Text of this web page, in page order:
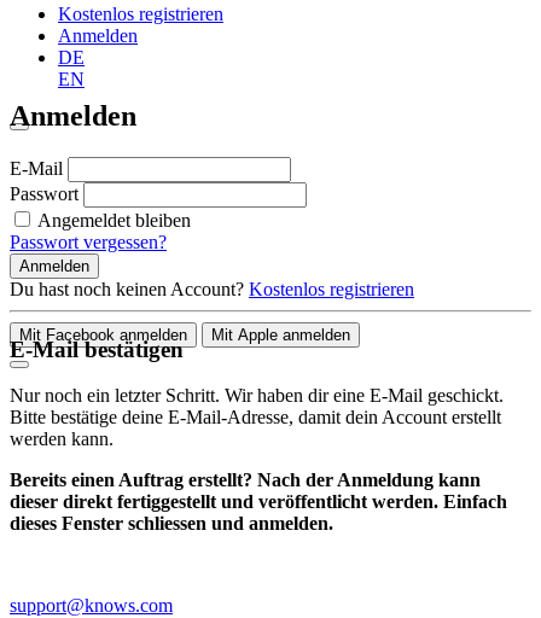
Kostenlos registrieren
Anmelden
DE
EN
Anmelden
E-Mail
Passwort
Angemeldet bleiben
Passwort vergessen?
Anmelden
Du hast noch keinen Account? Kostenlos registrieren
Mit Facebook anmelden Mit Apple anmelden
E-Mail bestätigen
Nur noch ein letzter Schritt. Wir haben dir eine E-Mail geschickt.
Bitte bestätige deine E-Mail-Adresse, damit dein Account erstellt
werden kann.
Bereits einen Auftrag erstellt? Nach der Anmeldung kann
dieser direkt fertiggestellt und veröffentlicht werden. Einfach
dieses Fenster schliessen und anmelden.
support@knows.com